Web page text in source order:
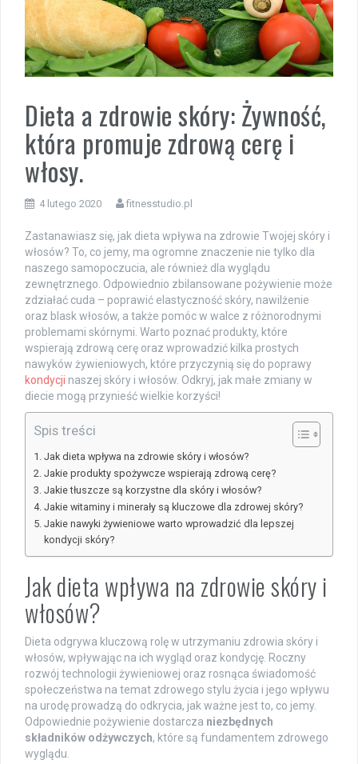
Dieta a zdrowie skóry: Żywność,
która promuje zdrową cerę i
włosy.
4 lutego 2020 fitnesstudio.pl
Zastanawiasz się, jak dieta wpływa na zdrowie Twojej skóry i
włosów? To, co jemy, ma ogromne znaczenie nie tylko dla
naszego samopoczucia, ale również dla wyglądu
zewnętrznego. Odpowiednio zbilansowane pożywienie może
zdziałać cuda – poprawić elastyczność skóry, nawilżenie
oraz blask włosów, a także pomóc w walce z różnorodnymi
problemami skórnymi. Warto poznać produkty, które
wspierają zdrową cerę oraz wprowadzić kilka prostych
nawyków żywieniowych, które przyczynią się do poprawy
kondycji naszej skóry i włosów. Odkryj, jak małe zmiany w
diecie mogą przynieść wielkie korzyści!
Spis treści
Jak dieta wpływa na zdrowie skóry i włosów?
Jakie produkty spożywcze wspierają zdrową cerę?
Jakie tłuszcze są korzystne dla skóry i włosów?
Jakie witaminy i minerały są kluczowe dla zdrowej skóry?
Jakie nawyki żywieniowe warto wprowadzić dla lepszej
kondycji skóry?
Jak dieta wpływa na zdrowie skóry i
włosów?
Dieta odgrywa kluczową rolę w utrzymaniu zdrowia skóry i
włosów, wpływając na ich wygląd oraz kondycję. Roczny
rozwój technologii żywieniowej oraz rosnąca świadomość
społeczeństwa na temat zdrowego stylu życia i jego wpływu
na urodę prowadzą do odkrycia, jak ważne jest to, co jemy.
Odpowiednie pożywienie dostarcza niezbędnych
składników odżywczych, które są fundamentem zdrowego
wyglądu.